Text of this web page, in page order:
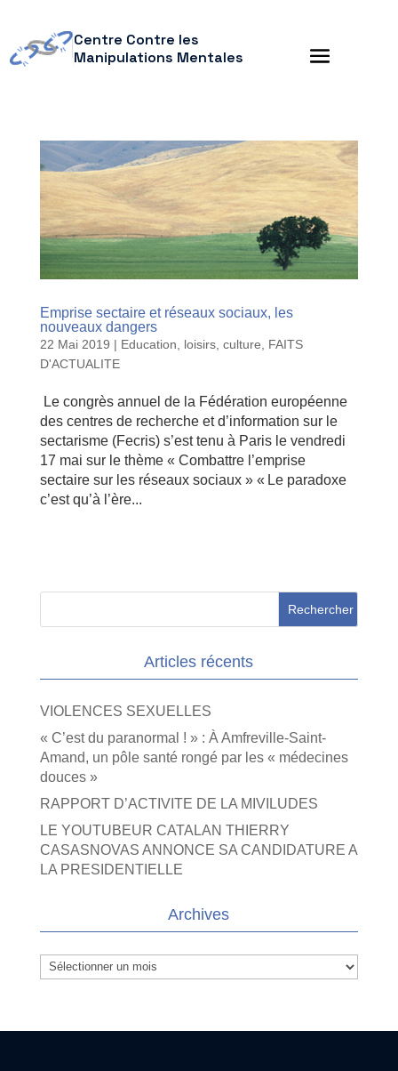
Centre Contre les
Manipulations Mentales
Emprise sectaire et réseaux sociaux, les
nouveaux dangers
22 Mai 2019 | Education, loisirs, culture
FAITS
D'ACTUALITE
Le congrès annuel de la Fédération européenne
des centres de recherche et d’information sur le
sectarisme (Fecris) s’est tenu à Paris le vendredi
17 mai sur le thème « Combattre l’emprise
sectaire sur les réseaux sociaux » « Le paradoxe
c’est qu’à l’ère...
Articles récents
VIOLENCES SEXUELLES
« C’est du paranormal ! » : À Amfreville-Saint-
Amand, un pôle santé rongé par les « médecines
douces »
RAPPORT D’ACTIVITE DE LA MIVILUDES
LE YOUTUBEUR CATALAN THIERRY
CASASNOVAS ANNONCE SA CANDIDATURE A
LA PRESIDENTIELLE
Archives
Archives